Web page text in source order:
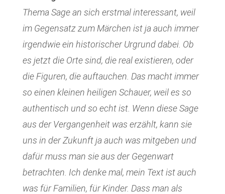
Thema Sage an sich erstmal interessant, weil
im Gegensatz zum Märchen ist ja auch immer
irgendwie ein historischer Urgrund dabei. Ob
es jetzt die Orte sind, die real existieren, oder
die Figuren, die auftauchen. Das macht immer
so einen kleinen heiligen Schauer, weil es so
authentisch und so echt ist. Wenn diese Sage
aus der Vergangenheit was erzählt, kann sie
uns in der Zukunft ja auch was mitgeben und
dafür muss man sie aus der Gegenwart
betrachten. Ich denke mal, mein Text ist auch
was für Familien, für Kinder. Dass man als